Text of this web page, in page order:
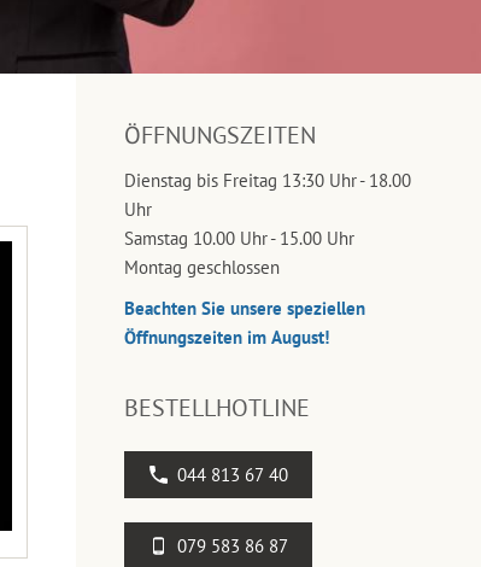
ÖFFNUNGSZEITEN
Dienstag bis Freitag 13:30 Uhr - 18.00
Uhr
Samstag 10.00 Uhr - 15.00 Uhr
Montag geschlossen
Beachten Sie unsere speziellen
Öffnungszeiten im August!
BESTELLHOTLINE
044 813 67 40
079 583 86 87